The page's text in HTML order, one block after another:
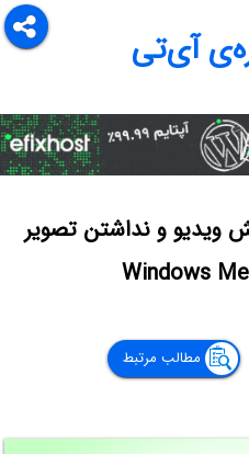
آی‌تی
و نداشتن تصویر
مطالب مرتبط